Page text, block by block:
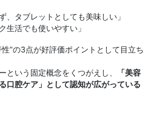
、タブレットとしても美味しい」
生活でも使いやすい」
”の3点が好評価ポイントとして目立ち
という固定概念をくつがえし、
「美容
口腔ケア」として認知が広がっている